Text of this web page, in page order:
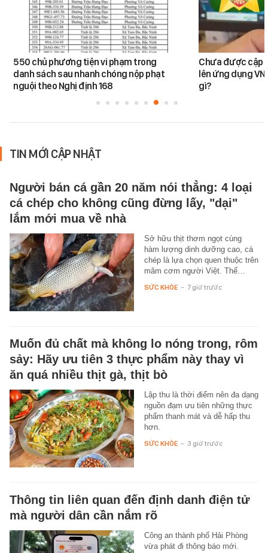
550 chủ phương tiện vi phạm trong
danh sách sau nhanh chóng nộp phạt
nguội theo Nghị định 168
Chưa được cập
lên ứng dụng
gì?
TIN MỚI CẬP NHẬT
Người bán cá gần 20 năm nói thẳng: 4 loại
cá chép cho không cũng đừng lấy, "dại"
lắm mới mua về nhà
Sở hữu thịt thơm ngọt cùng
hàm lượng dinh dưỡng cao, cá
chép là lựa chọn quen thuộc trên
mâm cơm người Việt. Thế…
SỨC KHỎE - 7 giờ trước
Muốn đủ chất mà không lo nóng trong, rôm
sảy: Hãy ưu tiên 3 thực phẩm này thay vì
ăn quá nhiều thịt gà, thịt bò
Lập thu là thời điểm nên đa dạng
nguồn đạm ưu tiên những thực
phẩm thanh mát và dễ hấp thu
hơn.
SỨC KHỎE - 3 giờ trước
Thông tin liên quan đến định danh điện tử
mà người dân cần nắm rõ
Công an thành phố Hải Phòng
vừa phát đi thông báo mới.